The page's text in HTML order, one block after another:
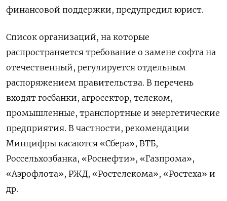
финансовой поддержки, предупредил юрист.
Список организаций, на которые
распространяется требование о замене софта на
отечественный, регулируется отдельным
распоряжением правительства. В перечень
входят госбанки, агросектор, телеком,
промышленные, транспортные и энергетические
предприятия. В частности, рекомендации
Минцифры касаются «Сбера», ВТБ,
Россельхозбанка, «Роснефти», «Газпрома»,
«Аэрофлота», РЖД, «Ростелекома», «Ростеха» и
др.